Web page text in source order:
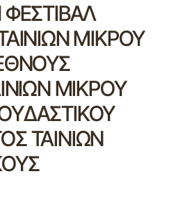
ΜΙΚΡΟΥ
ΜΙΚΡΟΥ
ΤΑΙΝΙΩΝ